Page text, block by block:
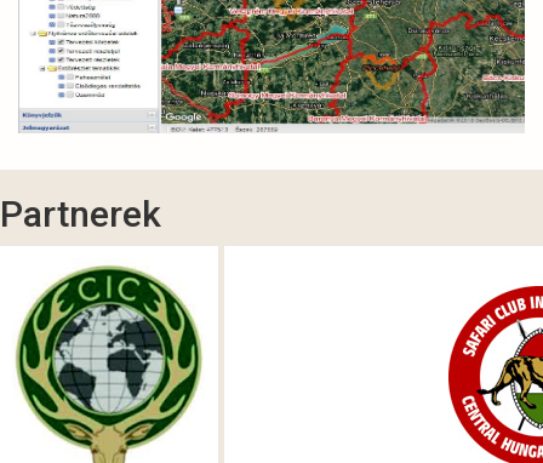
Partnerek